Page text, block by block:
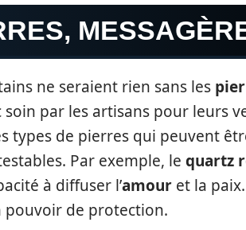
ne seraient rien sans les
soin par les artisans pour leurs
types de pierres qui peuvent
Par exemple, le quartz
à diffuser l’amour et la paix.
pouvoir de protection.